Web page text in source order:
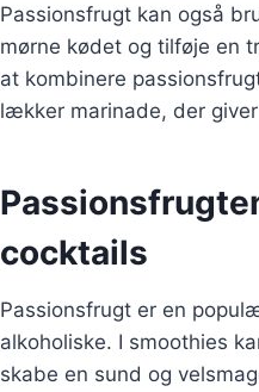
Passionsfrugt kan også
mørne kødet og tilføje en
at kombinere
lækker marinade, der
cocktails
Passionsfrugt er en
alkoholiske. I smoothies
skabe en sund og